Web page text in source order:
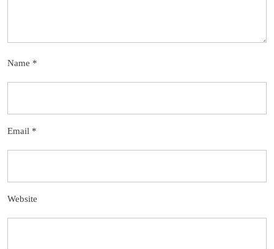
Name *
Email *
Website